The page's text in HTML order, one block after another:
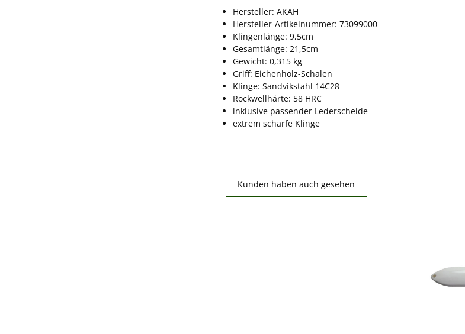
Hersteller: AKAH
Hersteller-Artikelnummer: 73099000
Klingenlänge: 9,5cm
Gesamtlänge: 21,5cm
Gewicht: 0,315 kg
Griff: Eichenholz-Schalen
Klinge: Sandvikstahl 14C28
Rockwellhärte: 58 HRC
inklusive passender Lederscheide
extrem scharfe Klinge
Kunden haben auch gesehen